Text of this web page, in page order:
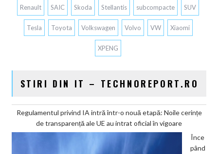
Renault SAIC Skoda Stellantis subcompacte SUV
Tesla Toyota Volkswagen Volvo VW Xiaomi
XPENG
STIRI DIN IT – TECHNOREPORT.RO
Regulamentul privind IA intră într-o nouă etapă: Noile cerințe
de transparență ale UE au intrat oficial în vigoare
Înce
pând